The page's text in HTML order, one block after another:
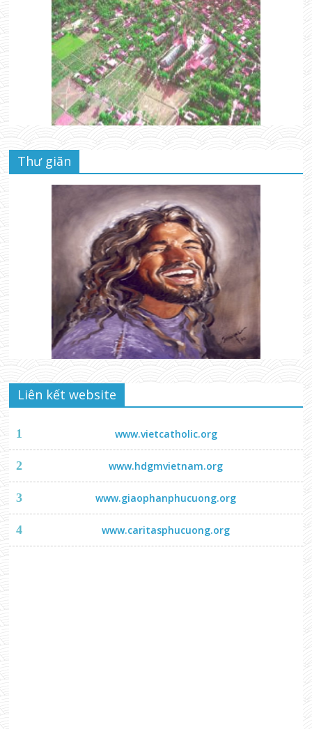
Thư giãn
Liên kết website
1 www.vietcatholic.org
2 www.hdgmvietnam.org
3 www.giaophanphucuong.org
4 www.caritasphucuong.org